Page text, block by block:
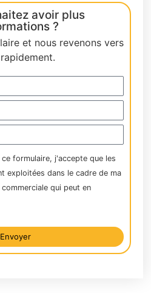
avoir plus
?
et nous revenons vers
formulaire, j'accepte que les
exploitées dans le cadre de ma
qui peut en
Envoyer